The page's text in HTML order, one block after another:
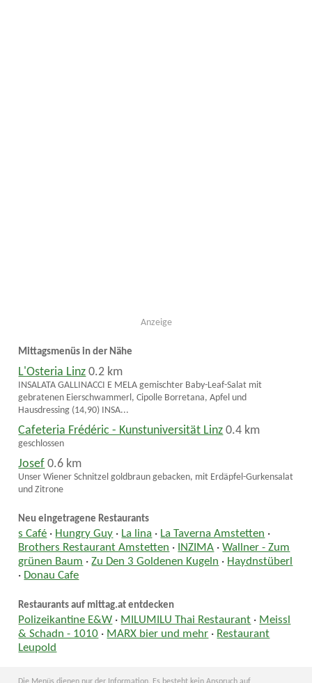
Anzeige
Mittagsmenüs in der Nähe
L'Osteria Linz 0.2 km
INSALATA GALLINACCI E MELA gemischter Baby-Leaf-Salat mit
gebratenen Eierschwammerl, Cipolle Borretana, Apfel und
Hausdressing (14,90) INSA...
Cafeteria Frédéric - Kunstuniversität Linz 0.4 km
geschlossen
Josef 0.6 km
Unser Wiener Schnitzel goldbraun gebacken, mit Erdäpfel-Gurkensalat
und Zitrone
Neu eingetragene Restaurants
s Café · Hungry Guy · La lina · La Taverna Amstetten ·
Brothers Restaurant Amstetten · INZIMA ·Wallner - Zum
grünen Baum ·Zu Den 3 Goldenen Kugeln · Haydnstüberl
· Donau Cafe
Restaurants auf mittag.at entdecken
Polizeikantine E&W · MILUMILU Thai Restaurant · Meissl
& Schadn - 1010 · MARX bier und mehr · Restaurant
Leupold